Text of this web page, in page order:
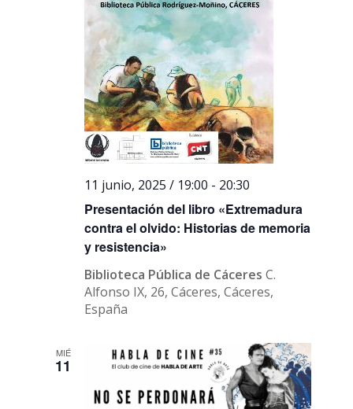
Presentación del libro «Extremadura
contra el olvido: Historias de memoria
y resistencia»
11 junio, 2025 / 19:00 - 20:30
Biblioteca Pública de CáceresC.
Alfonso IX, 26, Cáceres, Cáceres,
España
MIÉ
11